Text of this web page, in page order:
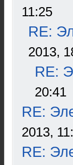
11:25
RE:
2013,
RE:
20:41
RE:
2013,
RE: